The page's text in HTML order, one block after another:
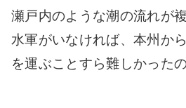
瀬戸内のような潮の流れが
水軍がいなければ、本州か
を運ぶことすら難しかったの